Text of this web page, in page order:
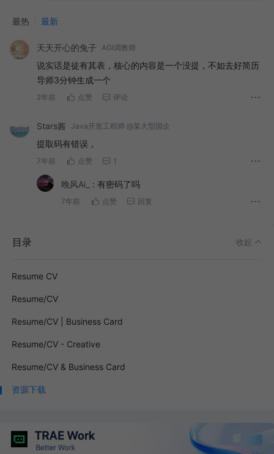
最热 最新
天天开心的兔子 AGI调教师
说实话是徒有其表，核心的内容是一个没提，不如去好简历
导师3分钟生成一个
2年前 点赞 评论
Stars酱 Java开发工程师 @某大型国企
提取码有错误，
7年前 点赞 1
晚风Ai_ : 有密码了吗
7年前 点赞 回复
目录 收起
Resume CV
Resume/CV
Resume/CV | Business Card
Resume/CV - Creative
Resume/CV & Business Card
资源下载